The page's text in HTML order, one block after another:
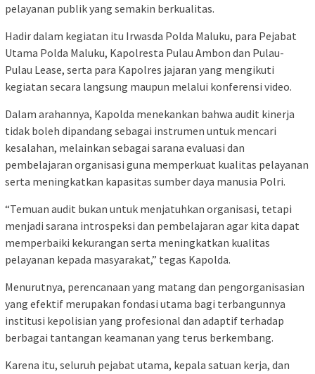
pelayanan publik yang semakin berkualitas.
Hadir dalam kegiatan itu Irwasda Polda Maluku, para Pejabat
Utama Polda Maluku, Kapolresta Pulau Ambon dan Pulau-
Pulau Lease, serta para Kapolres jajaran yang mengikuti
kegiatan secara langsung maupun melalui konferensi video.
Dalam arahannya, Kapolda menekankan bahwa audit kinerja
tidak boleh dipandang sebagai instrumen untuk mencari
kesalahan, melainkan sebagai sarana evaluasi dan
pembelajaran organisasi guna memperkuat kualitas pelayanan
serta meningkatkan kapasitas sumber daya manusia Polri.
“Temuan audit bukan untuk menjatuhkan organisasi, tetapi
menjadi sarana introspeksi dan pembelajaran agar kita dapat
memperbaiki kekurangan serta meningkatkan kualitas
pelayanan kepada masyarakat,” tegas Kapolda.
Menurutnya, perencanaan yang matang dan pengorganisasian
yang efektif merupakan fondasi utama bagi terbangunnya
institusi kepolisian yang profesional dan adaptif terhadap
berbagai tantangan keamanan yang terus berkembang.
Karena itu, seluruh pejabat utama, kepala satuan kerja, dan